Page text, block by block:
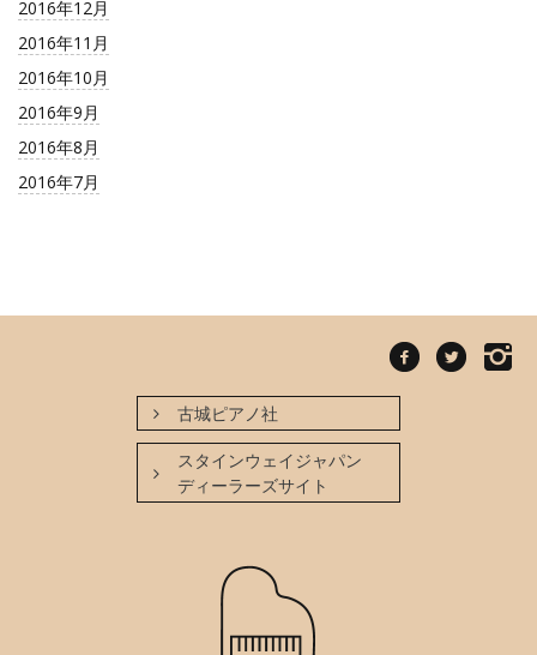
2016年12月
2016年11月
2016年10月
2016年9月
2016年8月
2016年7月
古城ピアノ社
スタインウェイジャパン
ディーラーズサイト